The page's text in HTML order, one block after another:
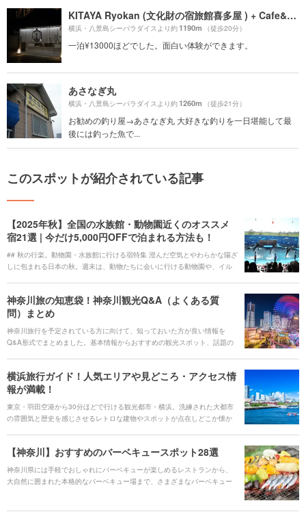
KITAYA Ryokan (文化財の宿旅館喜多屋 ) + Cafe&Dining BOTAN (ぼたん)
横浜・八景島シーパラダイスより約1190m （徒歩20分）
一泊¥13000ほどでした。面白い体験ができます。
あさなぎ丸
横浜・八景島シーパラダイスより約1260m （徒歩21分）
お勧めの釣り屋→あさなぎ丸 大好きな釣りを一日堪能して最
後には釣った魚で...
このスポットが紹介されている記事
【2025年秋】全国の水族館・動物園近くのオススメ
宿21選 | 今だけ5,000円OFFで泊まれる方法も！
## 秋の行楽。動物園・水族館に行ける宿特集 澄んだ空気とやわらかな陽ざ
しに包まれる日本の秋。週末は、動物たちに会いに行ける動物園や、イル
が良いおすすめ宿をご紹介。パンダやジンベエザメ、イルカのパフォーマ
ンスまで—秋空の下で見て、学んで、癒やされる時間をどうぞ。 気になる
ル・旅館の宿泊予約サービス<b><u>[Relux(リラックス)](https://rlx.jp/)</u>
</b>で予約しましょう。 提供：KDDI株式会社
神奈川旅の知恵袋！神奈川観光Q&A（よくある質
問）まとめ
神奈川旅行を予定されている方に向けて、知っておいた方が良い情報を
Q&A形式でまとめました。基本情報からおすすめの観光スポット、話題の
みてください！
横浜旅行ガイド！人気エリアや見どころ・アクセス情
報が満載！
東京・羽田空港から30分ほどで行ける観光都市・横浜。洗練された大都市
の雰囲気と歴史を感じさせるレトロな建物やスポットが点在しどこか懐か
る洋館など見どころもたくさん。個性的なテーマパーク、そしてグルメも
外せません。 今回は、横浜の見どころ、人気エリア、グルメ、さらには旅
行に便利なアクセス、ホテル情報まで、横浜旅行の全てをご紹介します。
【神奈川】おすすめのバーベキュースポット28選
神奈川県には手軽でおしゃれにバーベキューが楽しめるレストランから、
大自然に囲まれた本格的なバーベキュー場まで、さまざまなバーベキュー